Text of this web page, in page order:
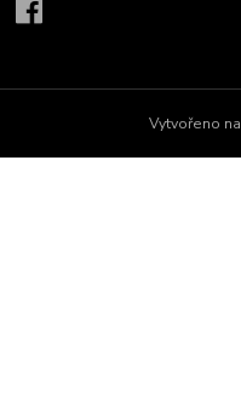
Vytvořeno na